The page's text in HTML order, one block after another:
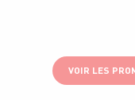
VOIR LES